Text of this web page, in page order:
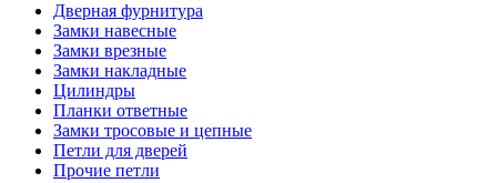
Дверная фурнитура
Замки навесные
Замки врезные
Замки накладные
Цилиндры
Планки ответные
Замки тросовые и цепные
Петли для дверей
Прочие петли